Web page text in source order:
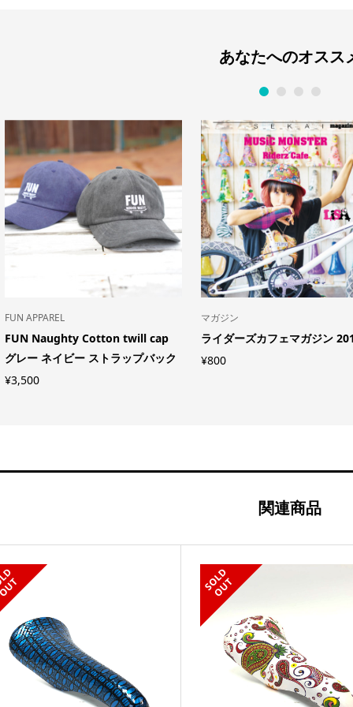
あなたへのオスス
FUN APPAREL
FUN Naughty Cotton twill cap
グレー ネイビー ストラップバック
¥3,500
マガジン
ライダーズカフェマガジン
¥800
1 2 3 4
関連商品
S
O
L
D
O
U
T